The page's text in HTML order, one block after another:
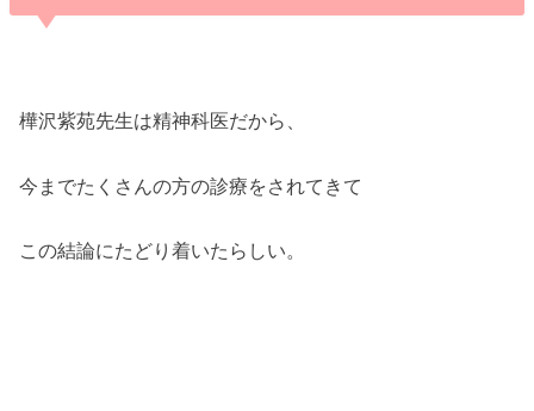
樺沢紫苑先生は精神科医だから、
今までたくさんの方の診療をされてきて
この結論にたどり着いたらしい。